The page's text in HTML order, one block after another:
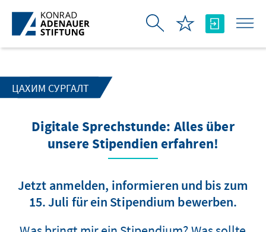
Skip to Main Content
ЦАХИМ СУРГАЛТ
Digitale Sprechstunde: Alles über
unsere Stipendien erfahren!
Jetzt anmelden, informieren und bis zum
15. Juli für ein Stipendium bewerben.